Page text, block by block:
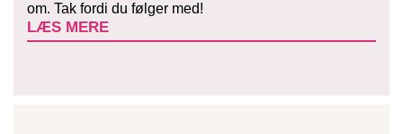
om. Tak fordi du følger med!
LÆS MERE